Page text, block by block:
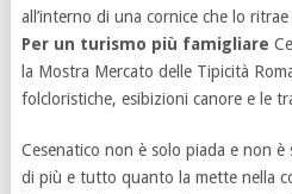
all’interno di una cornice che lo
Per un turismo più famigliare
la Mostra Mercato delle Tipicità
folcloristiche, esibizioni canore e le
Cesenatico non è solo piada e non
di più e tutto quanto la mette nella